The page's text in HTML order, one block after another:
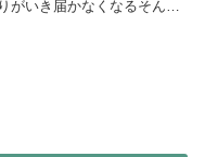
がいき届かなくなるそんな